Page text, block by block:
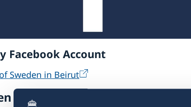
Facebook Account
Sweden in Beirut
Sie mehr über Schweden